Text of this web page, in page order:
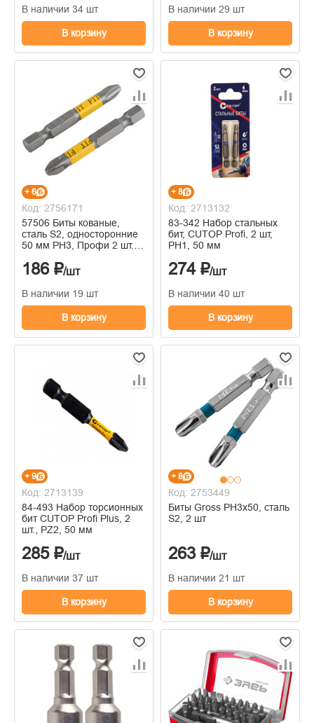
В наличии 34 шт
В корзину
В наличии 29 шт
В корзину
+ 6
Код: 2756171
57506 Биты кованые,
сталь S2, односторонние
50 мм PH3, Профи 2 шт.,
186 ₽/шт
В наличии 19 шт
В корзину
+ 8
Код: 2713132
83-342 Набор стальных
бит, CUTOP Profi, 2 шт,
PH1, 50 мм
274 ₽/шт
В наличии 40 шт
В корзину
+ 9
Код: 2713139
84-493 Набор торсионных
бит CUTOP Profi Plus, 2
шт., PZ2, 50 мм
285 ₽/шт
В наличии 37 шт
В корзину
+ 8
Код: 2753449
Биты Gross PH3х50, сталь
S2, 2 шт
263 ₽/шт
В наличии 21 шт
В корзину